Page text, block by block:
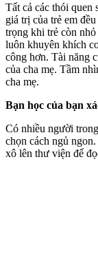
Tất cả các thói quen
giá trị của trẻ em
trọng khi trẻ còn
luôn khuyên khích
công hơn. Tài năng
của cha mẹ. Tầm
cha mẹ.
Bạn học của bạn
Có nhiều người
chọn cách ngủ
xô lên thư viện để